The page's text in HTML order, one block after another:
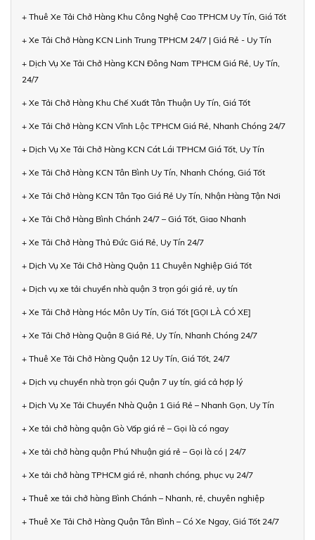
+ Thuê Xe Tải Chở Hàng Khu Công Nghệ Cao TPHCM Uy Tín, Giá Tốt
+ Xe Tải Chở Hàng KCN Linh Trung TPHCM 24/7 | Giá Rẻ - Uy Tín
+ Dịch Vụ Xe Tải Chở Hàng KCN Đông Nam TPHCM Giá Rẻ, Uy Tín,
24/7
+ Xe Tải Chở Hàng Khu Chế Xuất Tân Thuận Uy Tín, Giá Tốt
+ Xe Tải Chở Hàng KCN Vĩnh Lộc TPHCM Giá Rẻ, Nhanh Chóng 24/7
+ Dịch Vụ Xe Tải Chở Hàng KCN Cát Lái TPHCM Giá Tốt, Uy Tín
+ Xe Tải Chở Hàng KCN Tân Bình Uy Tín, Nhanh Chóng, Giá Tốt
+ Xe Tải Chở Hàng KCN Tân Tạo Giá Rẻ Uy Tín, Nhận Hàng Tận Nơi
+ Xe Tải Chở Hàng Bình Chánh 24/7 – Giá Tốt, Giao Nhanh
+ Xe Tải Chở Hàng Thủ Đức Giá Rẻ, Uy Tín 24/7
+ Dịch Vụ Xe Tải Chở Hàng Quận 11 Chuyên Nghiệp Giá Tốt
+ Dịch vụ xe tải chuyển nhà quận 3 trọn gói giá rẻ, uy tín
+ Xe Tải Chở Hàng Hóc Môn Uy Tín, Giá Tốt [GỌI LÀ CÓ XE]
+ Xe Tải Chở Hàng Quận 8 Giá Rẻ, Uy Tín, Nhanh Chóng 24/7
+ Thuê Xe Tải Chở Hàng Quận 12 Uy Tín, Giá Tốt, 24/7
+ Dịch vụ chuyển nhà trọn gói Quận 7 uy tín, giá cả hợp lý
+ Dịch Vụ Xe Tải Chuyển Nhà Quận 1 Giá Rẻ – Nhanh Gọn, Uy Tín
+ Xe tải chở hàng quận Gò Vấp giá rẻ – Gọi là có ngay
+ Xe tải chở hàng quận Phú Nhuận giá rẻ – Gọi là có | 24/7
+ Xe tải chở hàng TPHCM giá rẻ, nhanh chóng, phục vụ 24/7
+ Thuê xe tải chở hàng Bình Chánh – Nhanh, rẻ, chuyên nghiệp
+ Thuê Xe Tải Chở Hàng Quận Tân Bình – Có Xe Ngay, Giá Tốt 24/7